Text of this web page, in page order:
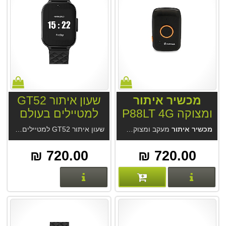
מכשיר איתור
ומצוקה P88LT 4G
מכשיר איתור מעקב ומצוקה P88LT 4G . תוצרת Meitrack מהמובילות במכשירי איתור אישיים. מערכת איתור GPS Trace מחברת Gurtam הגדולה בעולם. לחצן המצוקה שולח הודעת מצוקה באתר, באפליקציה, בסמס ומחייג למוגדרים.
720.00 ₪
פרטים נוספים
שעון איתור GT52
למטיילים בעולם
שעון איתור GT52 למטיילים בעולם. איתור מהיר ואמין במיוחד גם בתוך מבנה. שעון איתור לשימוש בעולם עם סים גלובלי. אפליקציה נוחה בעברית ללא עלות. התראות גדר וירטואלית.
720.00 ₪